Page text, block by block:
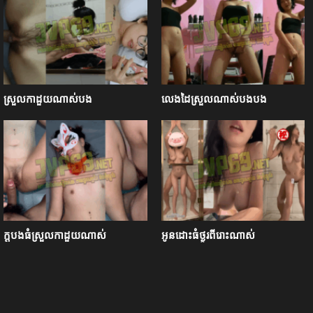
ស្រួលកាដួយណាស់បង លេងដៃស្រួលណាស់បងបង
ក្ដបងធំស្រួលកាដួយណាស់ អូនដោះធំថ្ងូរពីរោះណាស់